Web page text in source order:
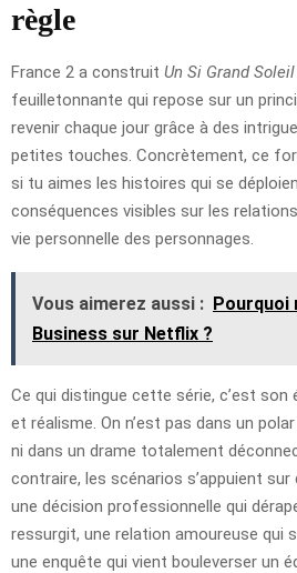
règle
France 2 a construit Un Si Grand Soleil
feuilletonnante qui repose sur un
revenir chaque jour grâce à des
petites touches. Concrètement, ce
si tu aimes les histoires qui se
conséquences visibles sur les
vie personnelle des personnages.
Vous aimerez aussi : Pourquoi
Business sur Netflix ?
Ce qui distingue cette série, c’est son
et réalisme. On n’est pas dans un
ni dans un drame totalement
contraire, les scénarios s’appuient
une décision professionnelle qui
ressurgit, une relation amoureuse qui
une enquête qui vient bouleverser un